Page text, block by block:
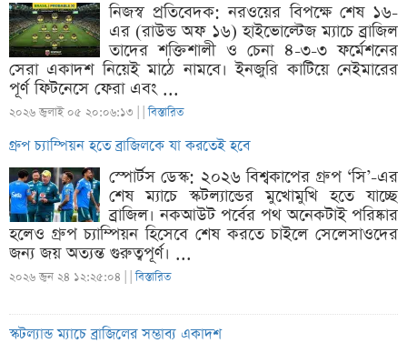
নিজস্ব প্রতিবেদক: নরওয়ের বিপক্ষে শেষ ১৬-
এর (রাউন্ড অফ ১৬) হাইভোল্টেজ ম্যাচে ব্রাজিল
তাদের শক্তিশালী ও চেনা ৪-৩-৩ ফর্মেশনের
সেরা একাদশ নিয়েই মাঠে নামবে। ইনজুরি কাটিয়ে নেইমারের
পূর্ণ ফিটনেসে ফেরা এবং ...
২০২৬ জুলাই ০৫ ২০:০৬:১৩ | |বিস্তারিত
গ্রুপ চ্যাম্পিয়ন হতে ব্রাজিলকে যা করতেই হবে
স্পোর্টস ডেস্ক: ২০২৬ বিশ্বকাপের গ্রুপ ‘সি’-এর
শেষ ম্যাচে স্কটল্যান্ডের মুখোমুখি হতে যাচ্ছে
ব্রাজিল। নকআউট পর্বের পথ অনেকটাই পরিষ্কার
হলেও গ্রুপ চ্যাম্পিয়ন হিসেবে শেষ করতে চাইলে সেলেসাওদের
জন্য জয় অত্যন্ত গুরুত্বপূর্ণ। ...
২০২৬ জুন ২৪ ১২:২৫:০৪ | |বিস্তারিত
স্কটল্যান্ড ম্যাচে ব্রাজিলের সম্ভাব্য একাদশ